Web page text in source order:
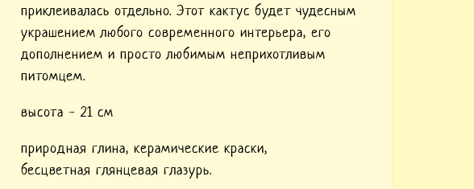
приклеивалась отдельно. Этот кактус будет чудесным
украшением любого современного интерьера, его
дополнением и просто любимым неприхотливым
питомцем.
высота - 21 см
природная глина, керамические краски,
бесцветная глянцевая глазурь.